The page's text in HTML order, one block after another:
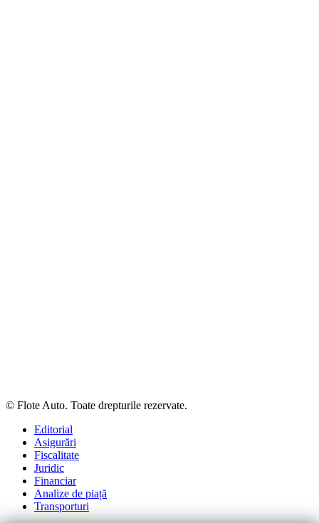
© Flote Auto. Toate drepturile rezervate.
Editorial
Asigurări
Fiscalitate
Juridic
Financiar
Analize de piață
Transporturi